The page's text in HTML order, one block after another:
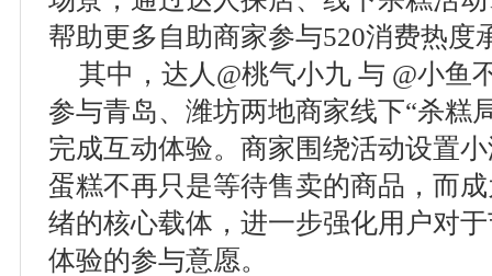
帮助更多自助商家参与520消费热度
其中，达人@桃气小九 与 @小鱼
参与青岛、潍坊两地商家线下“杀糕
完成互动体验。商家围绕活动设置
蛋糕不再只是等待售卖的商品，而
绪的核心载体，进一步强化用户对
体验的参与意愿。